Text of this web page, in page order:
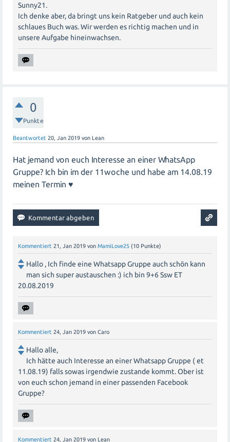
Sunny21.
Ich denke aber, da bringt uns kein Ratgeber und auch kein
schlaues Buch was. Wir werden es richtig machen und in
unsere Aufgabe hineinwachsen.
0
Punkte
Beantwortet 20, Jan 2019 von Lean
Hat jemand von euch Interesse an einer WhatsApp
Gruppe? Ich bin im der 11woche und habe am 14.08.19
meinen Termin ♥️
Kommentiert 21, Jan 2019 von MamiLove25 (10 Punkte)
Hallo , Ich finde eine Whatsapp Gruppe auch schön kann
man sich super austauschen :) ich bin 9+6 Ssw ET
20.08.2019
Kommentiert 24, Jan 2019 von Caro
Hallo alle,
Ich hätte auch Interesse an einer Whatsapp Gruppe ( et
11.08.19) falls sowas irgendwie zustande kommt. Ober ist
von euch schon jemand in einer passenden Facebook
Gruppe?
Kommentiert 24, Jan 2019 von Lean